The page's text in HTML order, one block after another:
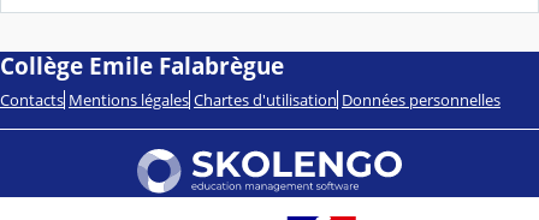
Collège Emile Falabrègue
Contacts Mentions légales Chartes d'utilisation Données personnelles